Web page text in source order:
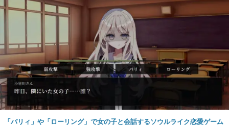
「パリィ」や「ローリング」で女の子と会話するソウルライク恋愛ゲーム